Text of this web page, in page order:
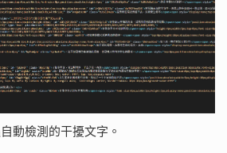
動檢測的干擾文字。